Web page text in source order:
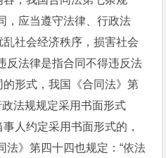
，应当遵守法律、行政法
社会经济秩序，损害社会
反法律是指合同不得违反法
形式，我国《合同法》第
法规规定采用书面形式
人约定采用书面形式的，
法》第四十四也规定：“依法